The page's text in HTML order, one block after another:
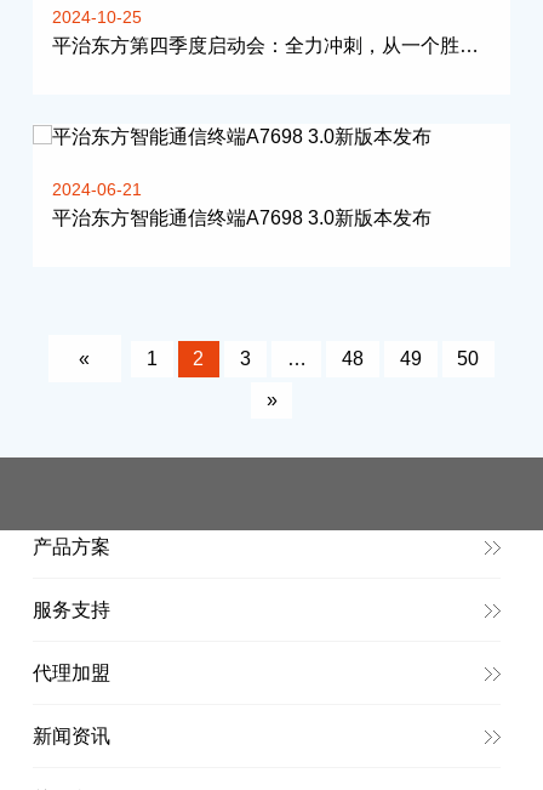
2024-10-25
平治东方第四季度启动会：全力冲刺，从一个胜利走向下一个胜利
2024-06-21
平治东方智能通信终端A7698 3.0新版本发布
« 1 2 3 … 48 49 50
»
产品方案
服务支持
代理加盟
新闻资讯